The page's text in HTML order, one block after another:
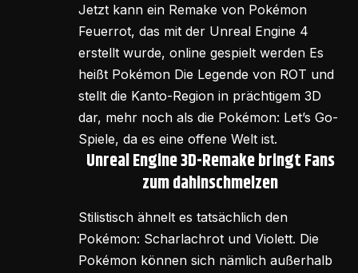
Jetzt kann ein Remake von Pokémon
Feuerrot, das mit der Unreal Engine 4
erstellt wurde, online gespielt werden Es
heißt Pokémon Die Legende von ROT und
stellt die Kanto-Region in prächtigem 3D
dar, mehr noch als die Pokémon: Let’s Go-
Spiele, da es eine offene Welt ist.
Unreal Engine 3D-Remake bringt Fans
zum dahinschmelzen
Stilistisch ähnelt es tatsächlich den
Pokémon: Scharlachrot und Violett. Die
Pokémon können sich nämlich außerhalb